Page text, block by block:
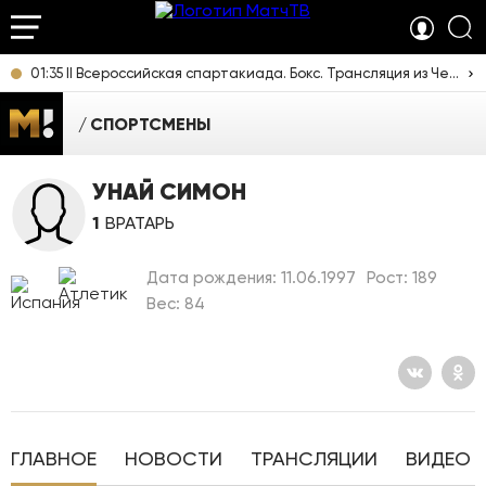
01:35 II Всероссийская спартакиада. Бокс. Трансляция из Челябинска [16+]
СПОРТСМЕНЫ
УНАЙ СИМОН
1 ВРАТАРЬ
Дата рождения: 11.06.1997
Рост: 189
Вес: 84
ГЛАВНОЕ НОВОСТИ ТРАНСЛЯЦИИ ВИДЕО